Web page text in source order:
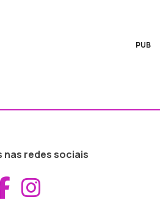
PUB
nas redes sociais
Aceder ao